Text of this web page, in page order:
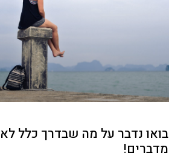
בואו נדבר על מה שבדרך כלל לא
מדברים!